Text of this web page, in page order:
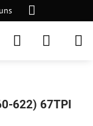
622) 67TPI